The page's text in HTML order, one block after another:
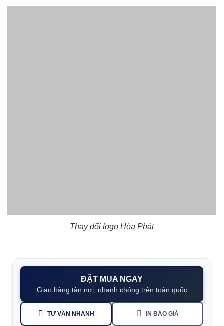
Thay đổi logo Hòa Phát
ĐẶT MUA NGAY
Giao hàng tận nơi, nhanh chóng trên toàn quốc
TƯ VẤN NHANH IN BÁO GIÁ